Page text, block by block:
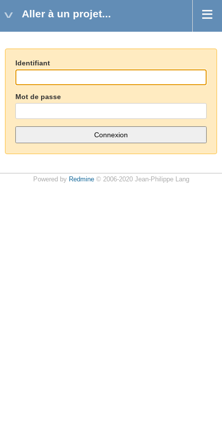
Aller à un projet...
Identifiant
Mot de passe
Powered by Redmine© 2006-2020 Jean-Philippe Lang